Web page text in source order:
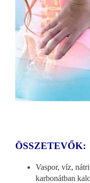
ÖSSZETEVŐK:
Vaspor, víz,
karbonátban